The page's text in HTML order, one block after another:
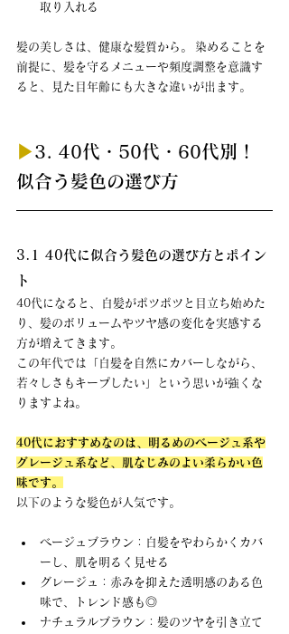
取り入れる
髪の美しさは、健康な髪質から。 染めることを
前提に、髪を守るメニューや頻度調整を意識す
ると、見た目年齢にも大きな違いが出ます。
▶︎ 3. 40代・50代・60代別！
似合う髪色の選び方
3.1 40代に似合う髪色の選び方とポイン
ト
40代になると、白髪がポツポツと目立ち始めた
り、髪のボリュームやツヤ感の変化を実感する
方が増えてきます。
この年代では「白髪を自然にカバーしながら、
若々しさもキープしたい」という思いが強くな
りますよね。
40代におすすめなのは、明るめのベージュ系や
グレージュ系など、肌なじみのよい柔らかい色
味です。
以下のような髪色が人気です。
ベージュブラウン：白髪をやわらかくカバ
ーし、肌を明るく見せる
グレージュ：赤みを抑えた透明感のある色
味で、トレンド感も◎
ナチュラルブラウン：髪のツヤを引き立て